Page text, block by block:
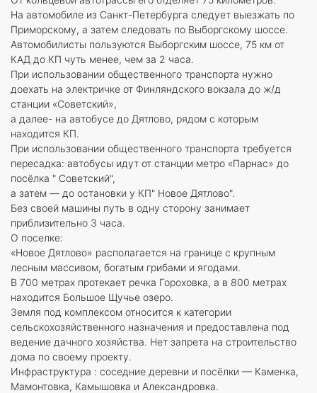
На автомобиле из Санкт-Петербурга следует выезжать по
Приморскому, а затем следовать по Выборгскому шоссе.
Автомобилисты пользуются Выборгским шоссе, 75 км от
КАД до КП чуть менее, чем за 2 часа.
При использовании общественного транспорта нужно
доехать на электричке от Финляндского вокзала до ж/д
станции «Советский»,
а далее- на автобусе до Дятлово, рядом с которым
находится КП.
При использовании общественного транспорта требуется
пересадка: автобусы идут от станции метро «Парнас» до
посёлка " Советский",
а затем — до остановки у КП" Новое Дятлово".
Без своей машины путь в одну сторону занимает
приблизительно 3 часа.
О поселке:
«Новое Дятлово» располагается на границе с крупным
лесным массивом, богатым грибами и ягодами.
В 700 метрах протекает речка Гороховка, а в 800 метрах
находится Большое Щучье озеро.
Земля под комплексом относится к категории
сельскохозяйственного назначения и предоставлена под
ведение дачного хозяйства. Нет запрета на строительство
дома по своему проекту.
Инфраструктура : соседние деревни и посёлки — Каменка,
Мамонтовка, Камышовка и Александровка.